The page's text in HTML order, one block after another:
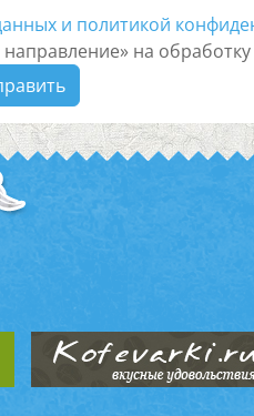
и политикой
на